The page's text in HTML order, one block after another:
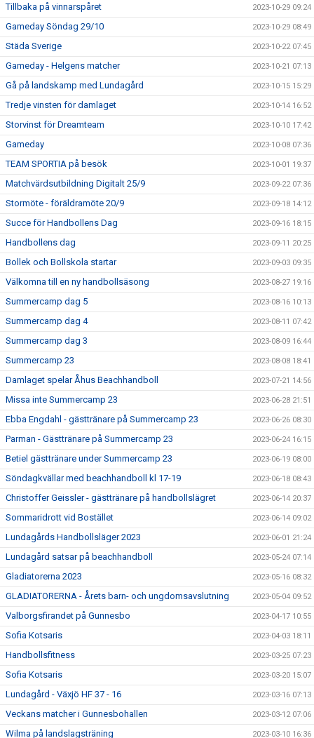
Tillbaka på vinnarspåret 2023-10-29 09:24
Gameday Söndag 29/10 2023-10-29 08:49
Städa Sverige 2023-10-22 07:45
Gameday - Helgens matcher 2023-10-21 07:13
Gå på landskamp med Lundagård 2023-10-15 15:29
Tredje vinsten för damlaget 2023-10-14 16:52
Storvinst för Dreamteam 2023-10-10 17:42
Gameday 2023-10-08 07:36
TEAM SPORTIA på besök 2023-10-01 19:37
Matchvärdsutbildning Digitalt 25/9 2023-09-22 07:36
Stormöte - föräldramöte 20/9 2023-09-18 14:12
Succe för Handbollens Dag 2023-09-16 18:15
Handbollens dag 2023-09-11 20:25
Bollek och Bollskola startar 2023-09-03 09:35
Välkomna till en ny handbollsäsong 2023-08-27 19:16
Summercamp dag 5 2023-08-16 10:13
Summercamp dag 4 2023-08-11 07:42
Summercamp dag 3 2023-08-09 16:44
Summercamp 23 2023-08-08 18:41
Damlaget spelar Åhus Beachhandboll 2023-07-21 14:56
Missa inte Summercamp 23 2023-06-28 21:51
Ebba Engdahl - gästtränare på Summercamp 23 2023-06-26 08:30
Parman - Gästtränare på Summercamp 23 2023-06-24 16:15
Betiel gästtränare under Summercamp 23 2023-06-19 08:00
Söndagkvällar med beachhandboll kl 17-19 2023-06-18 08:43
Christoffer Geissler - gästtränare på handbollslägret 2023-06-14 20:37
Sommaridrott vid Bostället 2023-06-14 09:02
Lundagårds Handbollsläger 2023 2023-06-01 21:24
Lundagård satsar på beachhandboll 2023-05-24 07:14
Gladiatorerna 2023 2023-05-16 08:32
GLADIATORERNA - Årets barn- och ungdomsavslutning 2023-05-04 09:52
Valborgsfirandet på Gunnesbo 2023-04-17 10:55
Sofia Kotsaris 2023-04-03 18:11
Handbollsfitness 2023-03-25 07:23
Sofia Kotsaris 2023-03-20 15:07
Lundagård - Växjö HF 37 - 16 2023-03-16 07:13
Veckans matcher i Gunnesbohallen 2023-03-12 07:06
Wilma på landslagsträning 2023-03-10 16:36